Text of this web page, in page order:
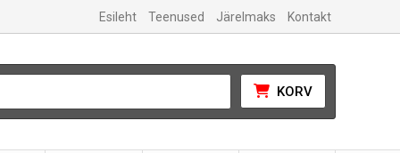
Esileht Teenused Järelmaks Kontakt
KORV